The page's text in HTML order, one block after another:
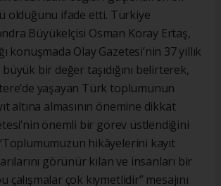
olduğunu ifade etti. Türkiye
Büyükelçisi Osman Koray Ertaş,
konuşmada Olay Gazetesi’nin 37 yıllık
büyük bir değer taşıdığını belirterek,
yaşayan Türk toplumunun
altına almasının önemine dikkat
önemli bir görev üstlendiğini
hikâyelerini kayıt
görünür kılan ve insanları bir
çalışmalar çok kıymetlidir” mesajını